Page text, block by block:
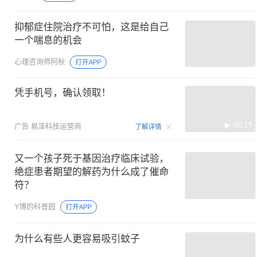
抑郁症住院治疗不可怕，这是给自己
一个喘息的机会
心理咨询师阿秋 打开APP
凭手机号，确认领取！
广告 易泽科技运营商 了解详情 00:15
又一个孩子死于基因治疗临床试验，
绝症患者期望的解药为什么成了催命
符？
Y博的科普园 打开APP
为什么有些人更容易吸引蚊子